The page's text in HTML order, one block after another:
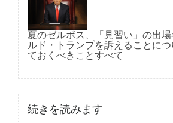
夏のゼルボス、「見習い」の出
ルド・トランプを訴えることに
ておくべきことすべて
続きを読みます